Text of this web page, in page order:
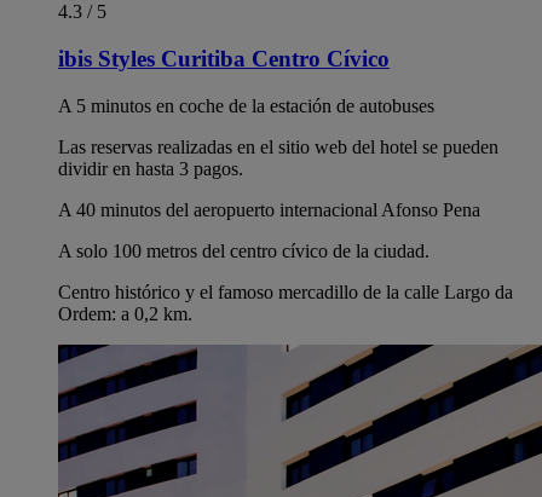
4.3 / 5
ibis Styles Curitiba Centro Cívico
A 5 minutos en coche de la estación de autobuses
Las reservas realizadas en el sitio web del hotel se pueden
dividir en hasta 3 pagos.
A 40 minutos del aeropuerto internacional Afonso Pena
A solo 100 metros del centro cívico de la ciudad.
Centro histórico y el famoso mercadillo de la calle Largo da
Ordem: a 0,2 km.